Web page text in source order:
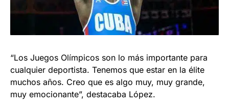
“Los Juegos Olímpicos son lo más importante para
cualquier deportista. Tenemos que estar en la élite
muchos años. Creo que es algo muy, muy grande,
muy emocionante”, destacaba López.